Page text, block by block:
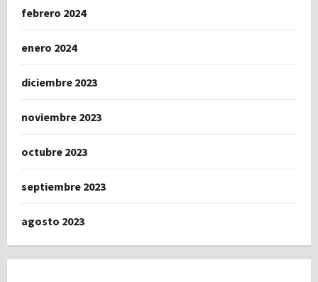
febrero 2024
enero 2024
diciembre 2023
noviembre 2023
octubre 2023
septiembre 2023
agosto 2023